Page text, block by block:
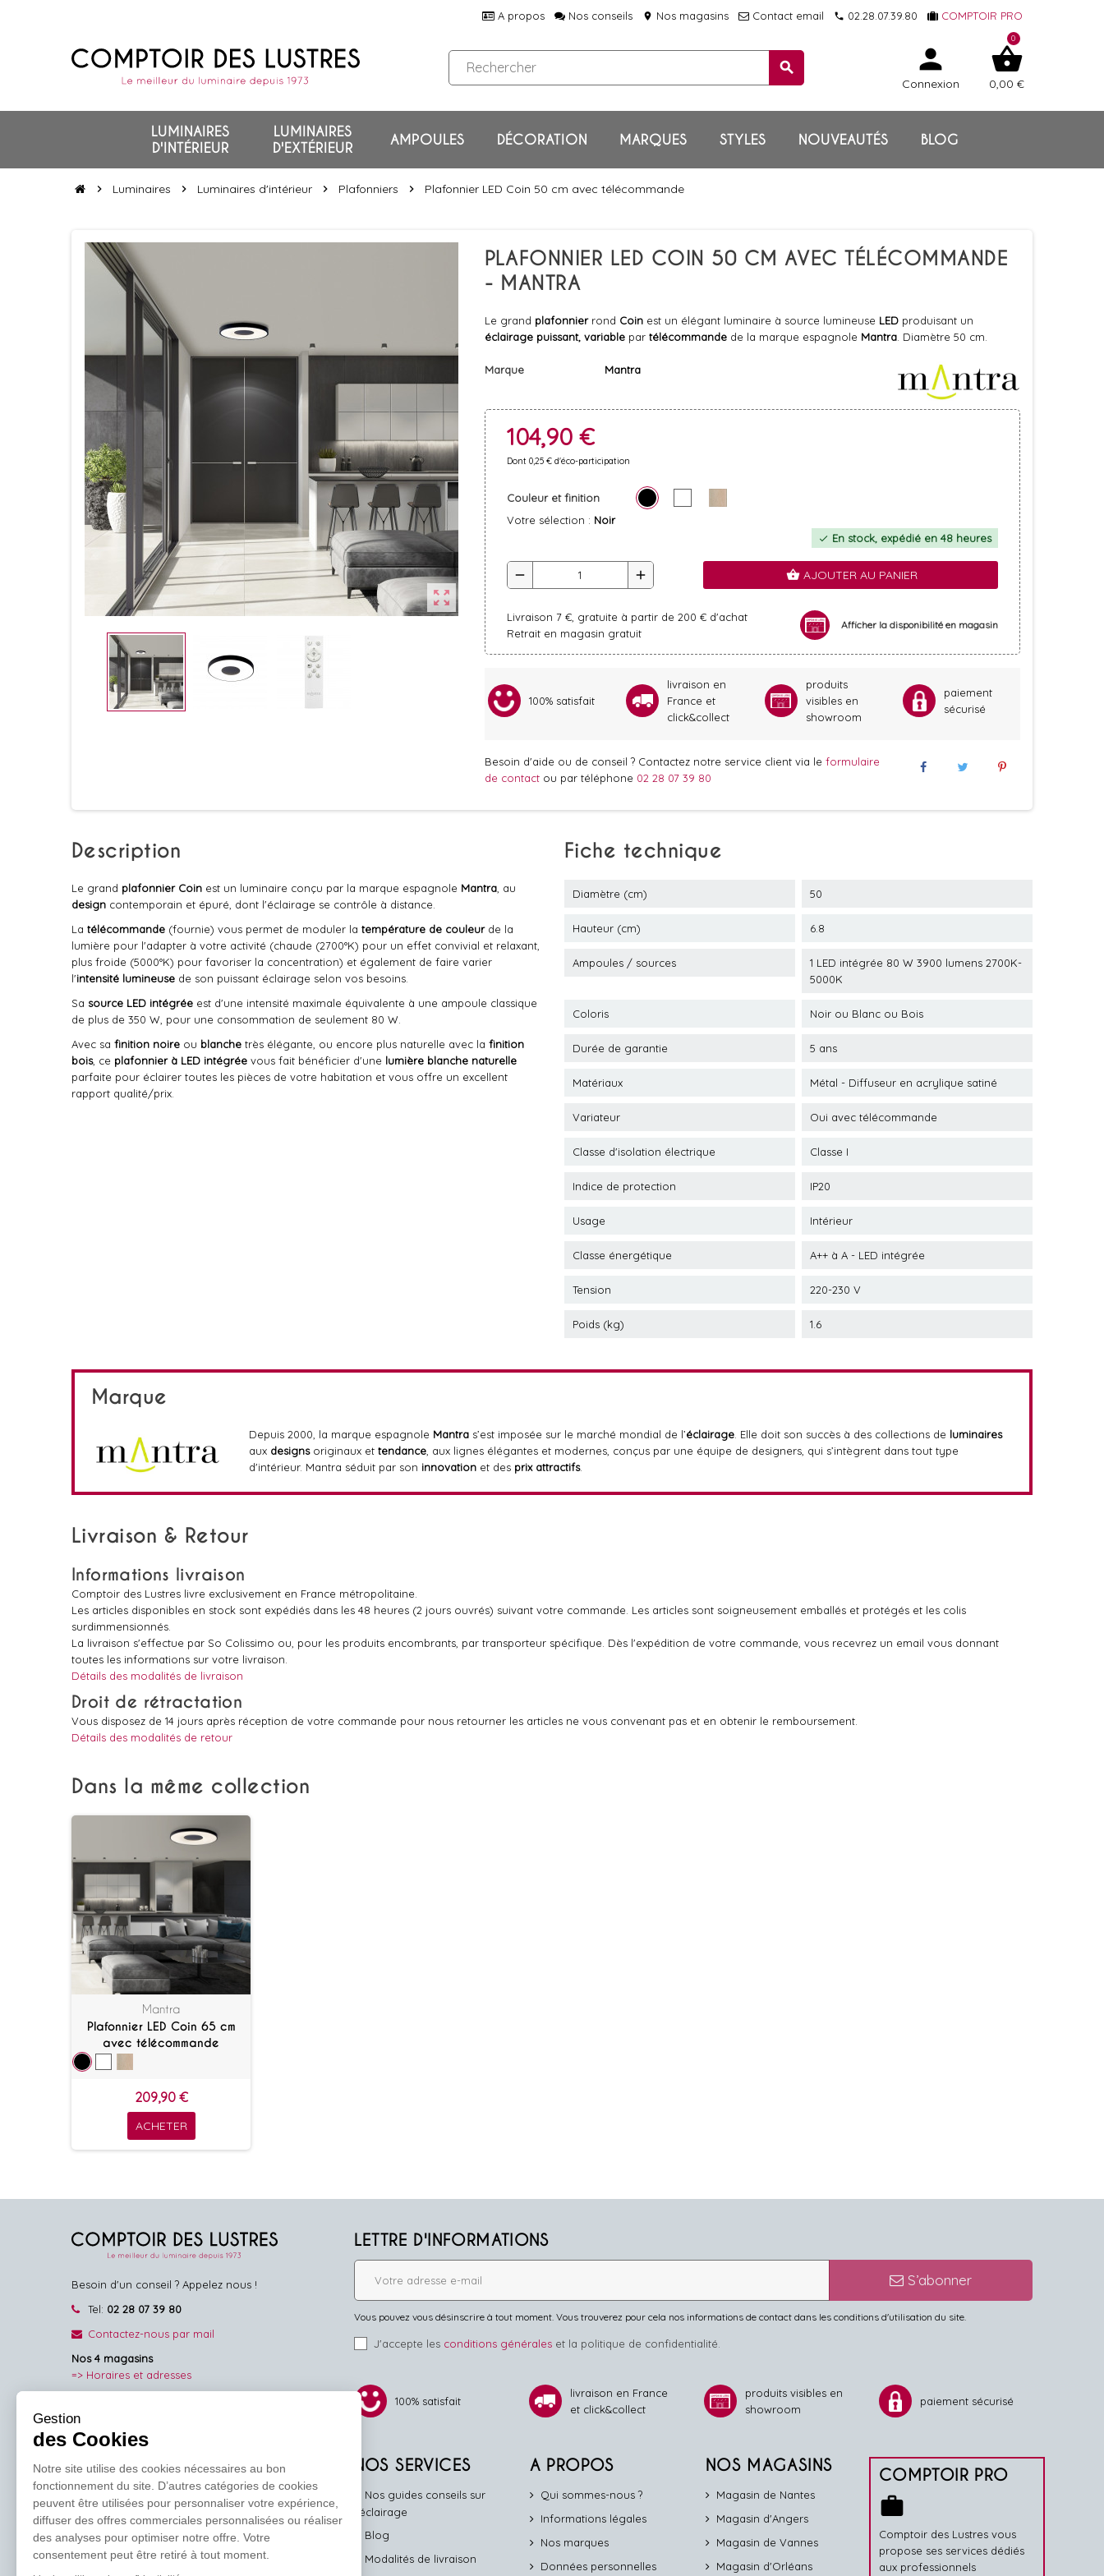
A propos Nos conseils location_on Nos magasins Contact email local_phone 02.28.07.39.80 COMPTOIR PRO
search person
Connexion
shopping_basket
0,00 €
0
LUMINAIRES
D'INTÉRIEUR
LUMINAIRES
D'EXTÉRIEUR
AMPOULES DÉCORATION MARQUES STYLES NOUVEAUTÉS BLOG
chevron_right Luminaires chevron_right Luminaires d'intérieur chevron_right Plafonniers chevron_right Plafonnier LED Coin 50 cm avec télécommande
zoom_out_map
PLAFONNIER LED COIN 50 CM AVEC TÉLÉCOMMANDE
- MANTRA
Le grand plafonnierrond Coinest un élégant luminaire à source lumineuse LEDproduisant un
éclairage puissant, variablepar télécommandede la marque espagnole Mantra. Diamètre 50 cm.
Marque Mantra
104,90 €
Dont 0,25 € d'éco-participation
Couleur et finition
Votre sélection : Noir
check En stock, expédié en 48 heures
remove add shopping_basket AJOUTER AU PANIER
Livraison 7 €, gratuite à partir de 200 € d'achat
Retrait en magasin gratuit
Afficher la disponibilité en magasin
100% satisfait
livraison en
France et
click&collect
produits
visibles en
showroom
paiement
sécurisé
Besoin d'aide ou de conseil ? Contactez notre service client via le formulaire
de contact ou par téléphone 02 28 07 39 80
Description
Le grand plafonnier Coin est un luminaire conçu par la marque espagnole Mantra , au
design contemporain et épuré, dont l'éclairage se contrôle à distance.
La télécommande (fournie) vous permet de moduler la température de couleurde la
lumière pour l'adapter à votre activité (chaude (2700°K) pour un effet convivial et relaxant,
plus froide (5000°K) pour favoriser la concentration) et également de faire varier
l'intensité lumineuse de son puissant éclairage selon vos besoins.
Sa source LED intégrée est d'une intensité maximale équivalente à une ampoule classique
de plus de 350 W, pour une consommation de seulement 80 W.
Avec sa finition noire ou blanche très élégante, ou encore plus naturelle avec la finition
bois, ce plafonnier à LED intégrée vous fait bénéficier d'une lumière blanche naturelle
parfaite pour éclairer toutes les pièces de votre habitation et vous offre un excellent
rapport qualité/prix.
Fiche technique
Diamètre (cm) 50
Hauteur (cm) 6.8
Ampoules / sources
1 LED intégrée 80 W 3900 lumens 2700K-
5000K
Coloris Noir ou Blanc ou Bois
Durée de garantie 5 ans
Matériaux Métal - Diffuseur en acrylique satiné
Variateur Oui avec télécommande
Classe d'isolation électrique Classe I
Indice de protection IP20
Usage Intérieur
Classe énergétique A++ à A - LED intégrée
Tension 220-230 V
Poids (kg) 1.6
Marque
Depuis 2000, la marque espagnole Mantra s’est imposée sur le marché mondial de l’éclairage . Elle doit son succès à des collections de luminaires
aux designsoriginaux et tendance , aux lignes élégantes et modernes, conçus par une équipe de designers, qui s’intègrent dans tout type
d'intérieur. Mantra séduit par son innovation et des prix attractifs.
Livraison & Retour
Informations livraison
Comptoir des Lustres livre exclusivement en France métropolitaine.
Les articles disponibles en stock sont expédiés dans les 48 heures (2 jours ouvrés) suivant votre commande. Les articles sont soigneusement emballés et protégés et les colis
surdimmensionnés.
La livraison s'effectue par So Colissimo ou, pour les produits encombrants, par transporteur spécifique. Dès l'expédition de votre commande, vous recevrez un email vous donnant
toutes les informations sur votre livraison.
Détails des modalités de livraison
Droit de rétractation
Vous disposez de 14 jours après réception de votre commande pour nous retourner les articles ne vous convenant pas et en obtenir le remboursement.
Détails des modalités de retour
Dans la même collection
Mantra
Plafonnier LED Coin 65 cm
avec télécommande
209,90 €
ACHETER
Besoin d'un conseil ? Appelez nous !
Tel: 02 28 07 39 80
Contactez-nous par mail
Nos 4 magasins
=> Horaires et adresses
NOUS SUIVRE
Facebook
LETTRE D'INFORMATIONS
S’abonner
Vous pouvez vous désinscrire à tout moment. Vous trouverez pour cela nos informations de contact dans les conditions d'utilisation du site.
J'accepte les conditions généraleset la politique de confidentialité.
100% satisfait
livraison en France
et click&collect
produits visibles en
showroom
paiement sécurisé
NOS SERVICES
Nos guides conseils sur
l'éclairage
Blog
Modalités de livraison
A PROPOS
Qui sommes-nous ?
Informations légales
Nos marques
Données personnelles
NOS MAGASINS
Magasin de Nantes
Magasin d'Angers
Magasin de Vannes
Magasin d'Orléans
COMPTOIR PRO
work
Comptoir des Lustres vous
propose ses services dédiés
aux professionnels
Gestion
des Cookies
Notre site utilise des cookies nécessaires au bon
fonctionnement du site. D’autres catégories de cookies
peuvent être utilisées pour personnaliser votre expérience,
diffuser des offres commerciales personnalisées ou réaliser
des analyses pour optimiser notre offre. Votre
consentement peut être retiré à tout moment.